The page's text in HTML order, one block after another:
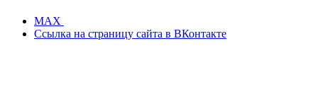
MAX
Ссылка на страницу сайта в ВКонтакте